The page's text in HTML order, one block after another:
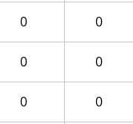
0 0
0 0
0 0